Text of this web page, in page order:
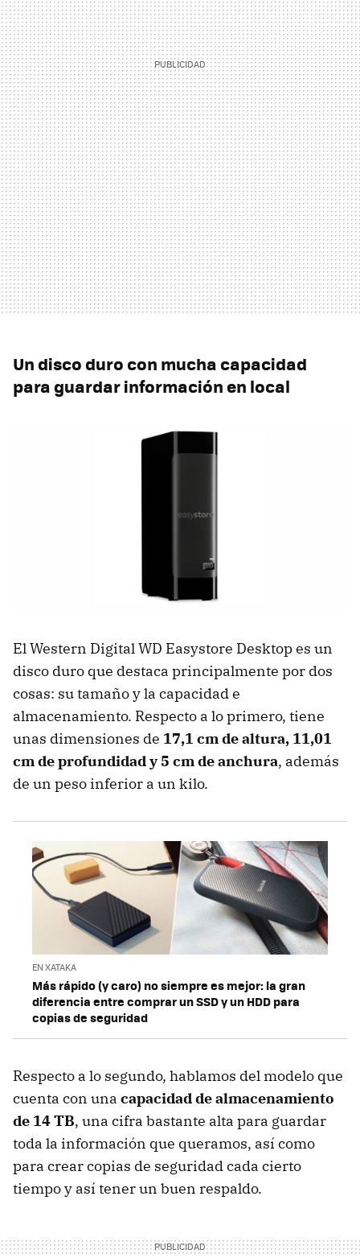
Un disco duro con mucha capacidad
para guardar información en local
El Western Digital WD Easystore Desktop es un
disco duro que destaca principalmente por dos
cosas: su tamaño y la capacidad e
almacenamiento. Respecto a lo primero, tiene
unas dimensiones de 17,1 cm de altura, 11,01
cm de profundidad y 5 cm de anchura, además
de un peso inferior a un kilo.
EN XATAKA
Más rápido (y caro) no siempre es mejor: la gran
diferencia entre comprar un SSD y un HDD para
copias de seguridad
Respecto a lo segundo, hablamos del modelo que
cuenta con una capacidad de almacenamiento
de 14 TB, una cifra bastante alta para guardar
toda la información que queramos, así como
para crear copias de seguridad cada cierto
tiempo y así tener un buen respaldo.